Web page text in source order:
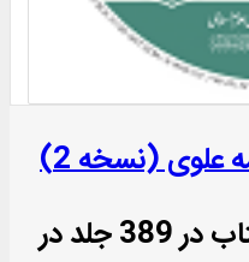
علوی (نسخه 2)
متن 173 عنوان کتاب در 389 جلد در